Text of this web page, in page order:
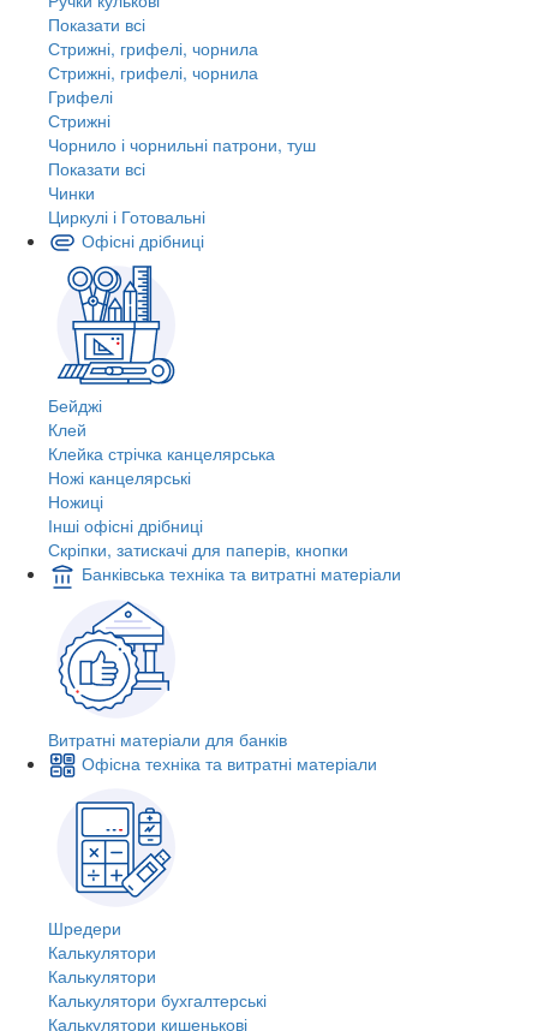
Показати всі
Стрижні, грифелі, чорнила
Стрижні, грифелі, чорнила
Грифелі
Стрижні
Чорнило і чорнильні патрони, туш
Показати всі
Чинки
Циркулі і Готовальні
Офісні дрібниці
Бейджі
Клей
Клейка стрічка канцелярська
Ножі канцелярські
Ножиці
Інші офісні дрібниці
Скріпки, затискачі для паперів, кнопки
Банківська техніка та витратні матеріали
Витратні матеріали для банків
Офісна техніка та витратні матеріали
Шредери
Калькулятори
Калькулятори
Калькулятори бухгалтерські
Калькулятори кишенькові